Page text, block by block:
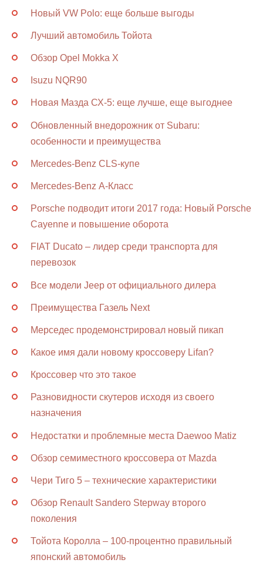
Новый VW Polo: еще больше выгоды
Лучший автомобиль Тойота
Обзор Opel Mokka X
Isuzu NQR90
Новая Мазда СХ-5: еще лучше, еще выгоднее
Обновленный внедорожник от Subaru:
особенности и преимущества
Mercedes-Benz CLS-купе
Mercedes-Benz А-Класс
Porsche подводит итоги 2017 года: Новый Porsche
Cayenne и повышение оборота
FIAT Ducato – лидер среди транспорта для
перевозок
Все модели Jeep от официального дилера
Преимущества Газель Next
Мерседес продемонстрировал новый пикап
Какое имя дали новому кроссоверу Lifan?
Кроссовер что это такое
Разновидности скутеров исходя из своего
назначения
Недостатки и проблемные места Daewoo Matiz
Обзор семиместного кроссовера от Mazda
Чери Тиго 5 – технические характеристики
Обзор Renault Sandero Stepway второго
поколения
Тойота Королла – 100-процентно правильный
японский автомобиль